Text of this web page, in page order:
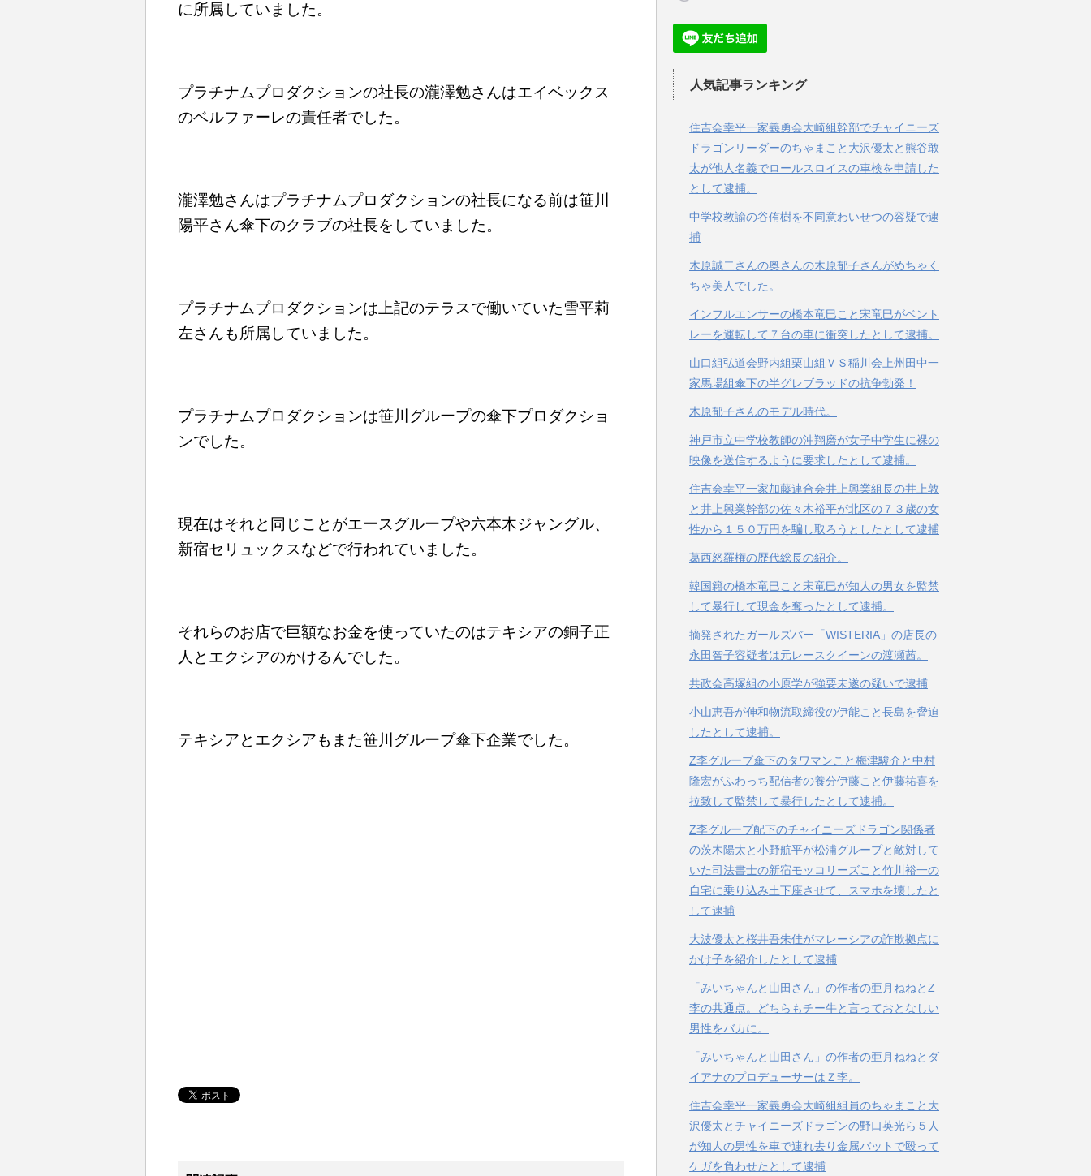
に所属していました。
プラチナムプロダクションの社長の瀧澤勉さんはエイベックス
のベルファーレの責任者でした。
瀧澤勉さんはプラチナムプロダクションの社長になる前は笹川
陽平さん傘下のクラブの社長をしていました。
プラチナムプロダクションは上記のテラスで働いていた雪平莉
左さんも所属していました。
プラチナムプロダクションは笹川グループの傘下プロダクショ
ンでした。
現在はそれと同じことがエースグループや六本木ジャングル、
新宿セリュックスなどで行われていました。
それらのお店で巨額なお金を使っていたのはテキシアの銅子正
人とエクシアのかけるんでした。
テキシアとエクシアもまた笹川グループ傘下企業でした。
人気記事ランキング
住吉会幸平一家義勇会大崎組幹部でチャイニーズ
ドラゴンリーダーのちゃまこと大沢優太と熊谷敢
太が他人名義でロールスロイスの車検を申請した
として逮捕。
中学校教諭の谷侑樹を不同意わいせつの容疑で逮
捕
木原誠二さんの奥さんの木原郁子さんがめちゃく
ちゃ美人でした。
インフルエンサーの橋本竜巳こと宋竜巳がベント
レーを運転して７台の車に衝突したとして逮捕。
山口組弘道会野内組栗山組ＶＳ稲川会上州田中一
家馬場組傘下の半グレブラッドの抗争勃発！
木原郁子さんのモデル時代。
神戸市立中学校教師の沖翔磨が女子中学生に裸の
映像を送信するように要求したとして逮捕。
住吉会幸平一家加藤連合会井上興業組長の井上敦
と井上興業幹部の佐々木裕平が北区の７３歳の女
性から１５０万円を騙し取ろうとしたとして逮捕
葛西怒羅権の歴代総長の紹介。
韓国籍の橋本竜巳こと宋竜巳が知人の男女を監禁
して暴行して現金を奪ったとして逮捕。
摘発されたガールズバー「WISTERIA」の店長の
永田智子容疑者は元レースクイーンの渡瀬茜。
共政会高塚組の小原学が強要未遂の疑いで逮捕
小山恵吾が伸和物流取締役の伊能こと長島を脅迫
したとして逮捕。
Z李グループ傘下のタワマンこと梅津駿介と中村
隆宏がふわっち配信者の養分伊藤こと伊藤祐喜を
拉致して監禁して暴行したとして逮捕。
Z李グループ配下のチャイニーズドラゴン関係者
の茨木陽太と小野航平が松浦グループと敵対して
いた司法書士の新宿モッコリーズこと竹川裕一の
自宅に乗り込み土下座させて、スマホを壊したと
して逮捕
大波優太と桜井吾朱佳がマレーシアの詐欺拠点に
かけ子を紹介したとして逮捕
「みいちゃんと山田さん」の作者の亜月ねねとZ
李の共通点。どちらもチー牛と言っておとなしい
男性をバカに。
「みいちゃんと山田さん」の作者の亜月ねねとダ
イアナのプロデューサーはＺ李。
住吉会幸平一家義勇会大崎組組員のちゃまこと大
沢優太とチャイニーズドラゴンの野口英光ら５人
が知人の男性を車で連れ去り金属バットで殴って
ケガを負わせたとして逮捕